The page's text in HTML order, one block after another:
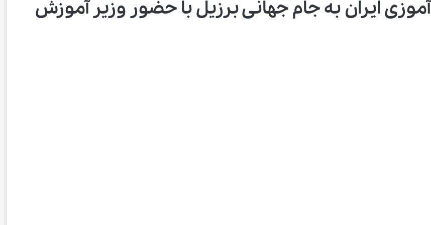
بدرقه تیم ملی فوتسال دانش ‌آموزی ایران به جام جهانی برزیل با حضور وزیر آموزش